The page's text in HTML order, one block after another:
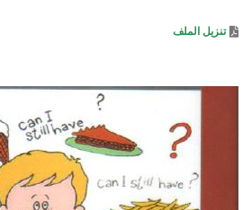
تنزيل الملف